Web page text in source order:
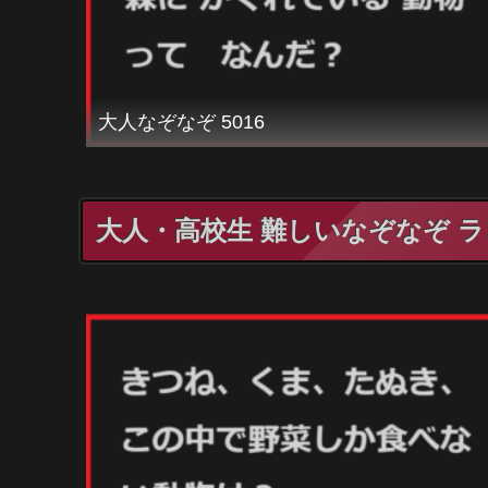
大人なぞなぞ 5016
大人・高校生 難しいなぞなぞ